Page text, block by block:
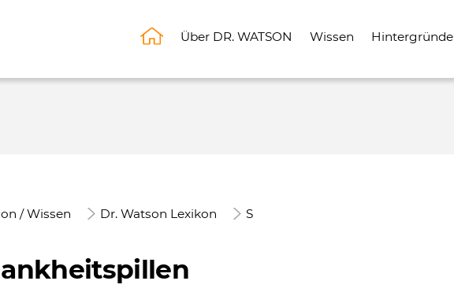
Über DR. WATSON Wissen Hintergründe
/ Wissen Dr. Watson Lexikon S